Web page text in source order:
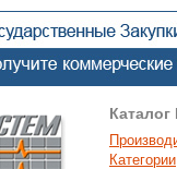
Категории